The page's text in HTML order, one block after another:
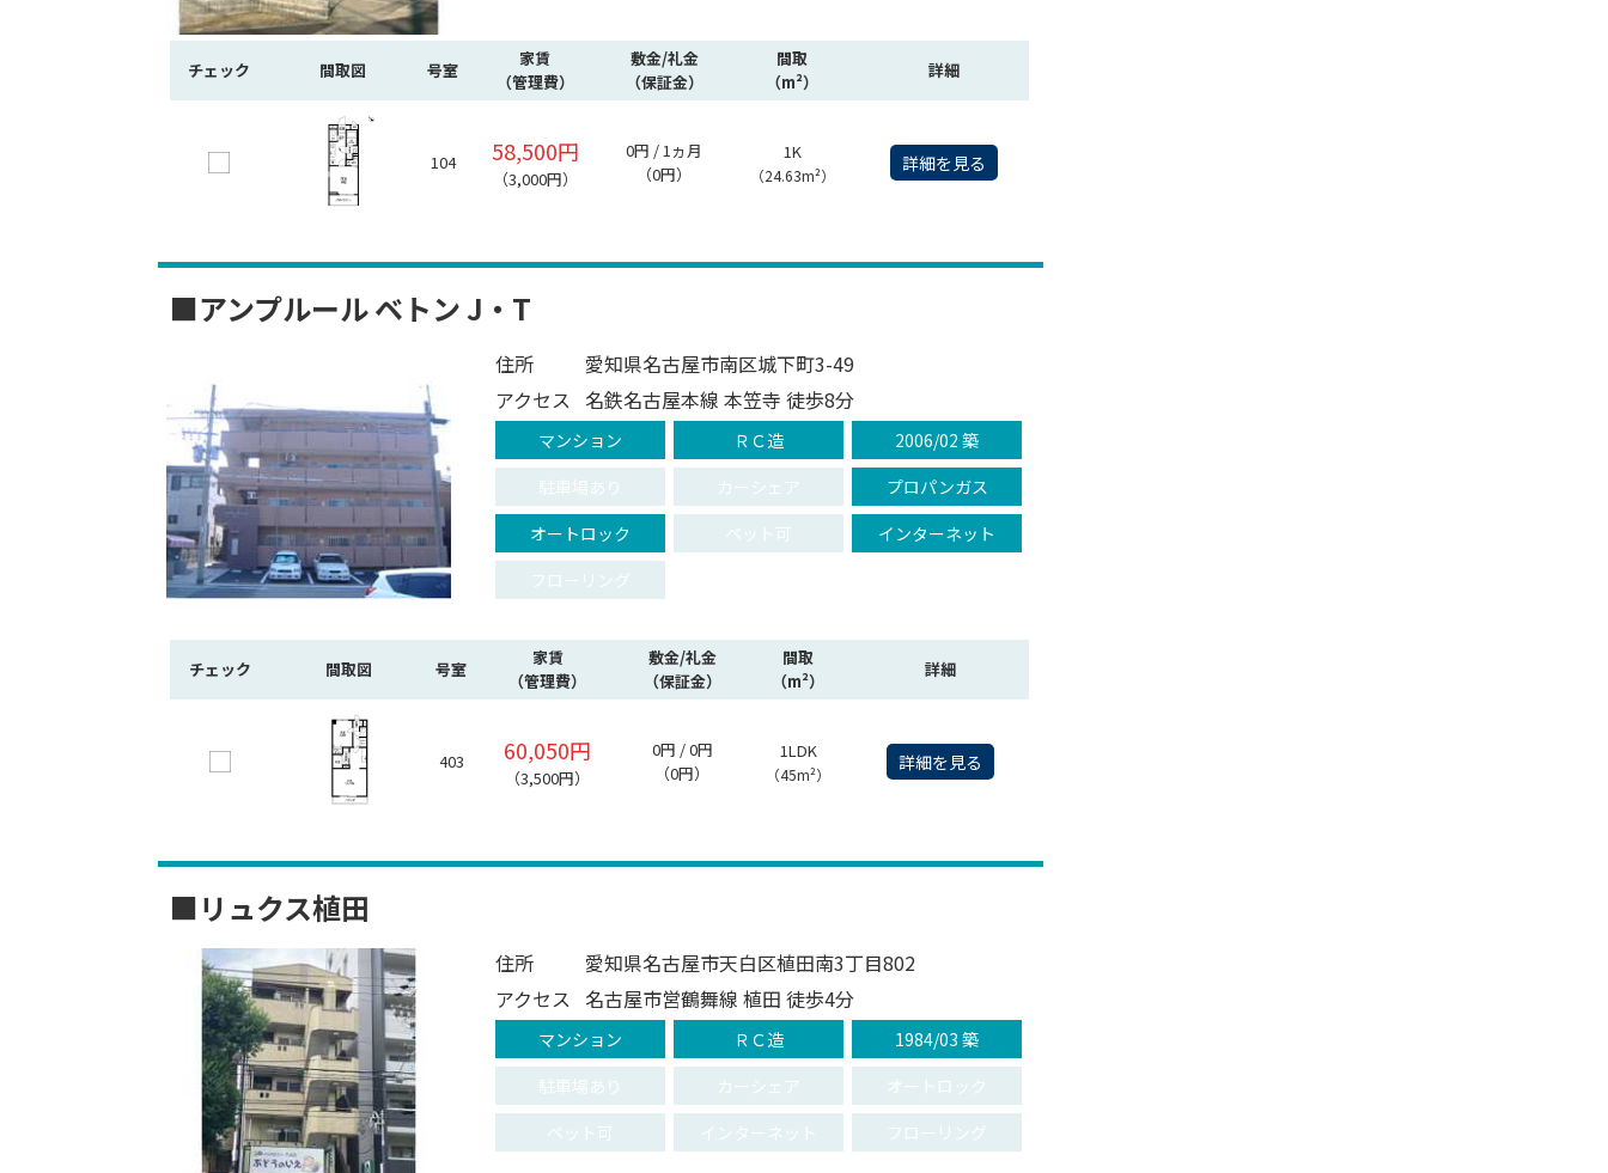
チェック 間取図 号室
家賃
（管理費）
敷金/礼金
（保証金）
間取
（m²）
詳細
104 58,500円
（3,000円）
0円 / 1ヵ月
（0円）
1K
（24.63m²）
詳細を見る
■アンプルール ベトン J・T
住所
愛知県名古屋市南区城下町3-49
アクセス 名鉄名古屋本線 本笠寺 徒歩8分
マンション ＲＣ造
2006/02 築
駐車場あり
カーシェア
プロパンガス
オートロック
ペット可
インターネット
フローリング
チェック 間取図 号室
家賃
（管理費）
敷金/礼金
（保証金）
間取
（m²）
詳細
403 60,050円
（3,500円）
0円 / 0円
（0円）
1LDK
（45m²）
詳細を見る
■リュクス植田
住所
愛知県名古屋市天白区植田南3丁目802
アクセス 名古屋市営鶴舞線 植田 徒歩4分
マンション ＲＣ造
1984/03 築
駐車場あり
カーシェア
オートロック
ペット可
インターネット フローリング